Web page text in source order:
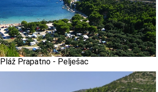
Pláž Prapatno - Pelješac